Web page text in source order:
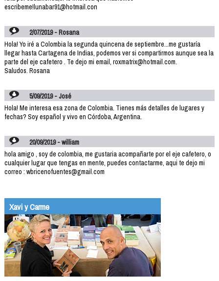
escribeme!lunabar91@hotmail.con
2/07/2019 - Rosana
Hola! Yo iré a Colombia la segunda quincena de septiembre...me gustaría
llegar hasta Cartagena de Indias, podemos ver si compartirmos aunque sea la
parte del eje cafetero . Te dejo mi email, roxmatrix@hotmail.com.
Saludos. Rosana
5/09/2019 - José
Hola! Me interesa esa zona de Colombia. Tienes más detalles de lugares y
fechas? Soy español y vivo en Córdoba, Argentina.
20/09/2019 - william
hola amigo , soy de colombia, me gustaria acompañarte por el eje cafetero, o
cualquier lugar que tengas en mente, puedes contactarme, aqui te dejo mi
correo : wbricenofuentes@gmail.com
Xavi y Carme